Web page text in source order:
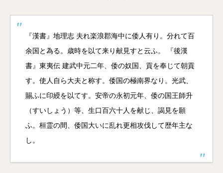
『漢書』地理志 夫れ楽浪郡海中に倭人有り。分れて百
余国と為る。歳時を以て来り献見すと云ふ。 『後漢
書』東夷伝 建武中元二年、倭の奴国、貢を奉じて朝貢
す。使人自ら大夫と称す。倭国の極南界なり。光武、
賜ふに印綬を以てす。安帝の永初元年、倭の国王師升
（すいしょう）等、生口百六十人を献じ、謁見を願
ふ。桓霊の間、倭国大いに乱れ更相攻伐して歴年主な
し。